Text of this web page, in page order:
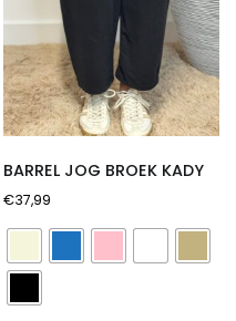
BARREL JOG BROEK KADY
€37,99